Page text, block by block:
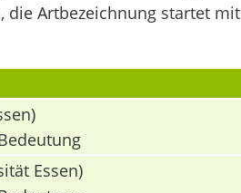
die Artbezeichnung startet mit
Essen)